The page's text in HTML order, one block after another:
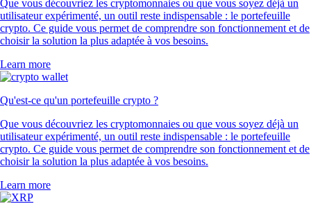
Que vous découvriez les cryptomonnaies ou que vous soyez déjà un
utilisateur expérimenté, un outil reste indispensable : le portefeuille
crypto. Ce guide vous permet de comprendre son fonctionnement et de
choisir la solution la plus adaptée à vos besoins.
Learn more
Qu'est-ce qu'un portefeuille crypto ?
Que vous découvriez les cryptomonnaies ou que vous soyez déjà un
utilisateur expérimenté, un outil reste indispensable : le portefeuille
crypto. Ce guide vous permet de comprendre son fonctionnement et de
choisir la solution la plus adaptée à vos besoins.
Learn more